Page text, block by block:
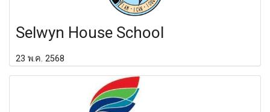
Selwyn House School
23 พ.ค. 2568